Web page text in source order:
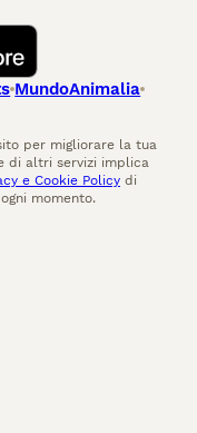
MundoAnimalia
per migliorare la tua
di altri servizi implica
e Cookie Policy di
momento.